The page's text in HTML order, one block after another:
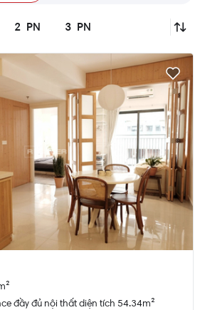
2 PN 3 PN
đầy đủ nội thất diện tích 54.34m²